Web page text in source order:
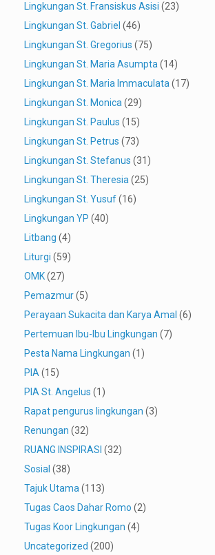
Lingkungan St. Fransiskus Asisi (23)
Lingkungan St. Gabriel (46)
Lingkungan St. Gregorius (75)
Lingkungan St. Maria Asumpta (14)
Lingkungan St. Maria Immaculata (17)
Lingkungan St. Monica (29)
Lingkungan St. Paulus (15)
Lingkungan St. Petrus (73)
Lingkungan St. Stefanus (31)
Lingkungan St. Theresia (25)
Lingkungan St. Yusuf(16)
Lingkungan YP (40)
Litbang (4)
Liturgi (59)
OMK(27)
Pemazmur(5)
Perayaan Sukacita dan Karya Amal (6)
Pertemuan Ibu-Ibu Lingkungan (7)
Pesta Nama Lingkungan (1)
PIA (15)
PIA St. Angelus (1)
Rapat pengurus lingkungan (3)
Renungan (32)
RUANG INSPIRASI (32)
Sosial (38)
Tajuk Utama (113)
Tugas Caos Dahar Romo (2)
Tugas Koor Lingkungan (4)
Uncategorized (200)